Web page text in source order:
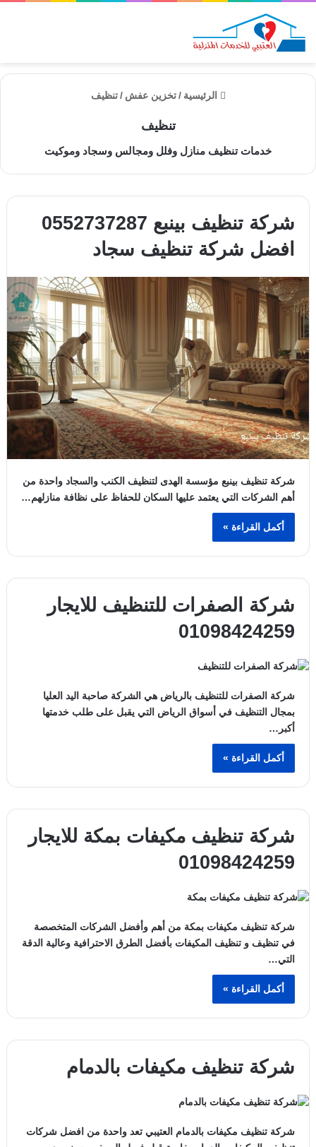
الرئيسية / تخزين عفش / تنظيف
تنظيف
خدمات تنظيف منازل وفلل ومجالس وسجاد وموكيت
شركة تنظيف بينبع 0552737287
افضل شركة تنظيف سجاد
شركة تنظيف بينبع مؤسسة الهدى لتنظيف الكنب والسجاد واحدة من
أهم الشركات التي يعتمد عليها السكان للحفاظ على نظافة منازلهم…
أكمل القراءة »
شركة الصفرات للتنظيف للايجار
01098424259
شركة الصفرات للتنظيف بالرياض هي الشركة صاحبة اليد العليا
بمجال التنظيف في أسواق الرياض التي يقبل على طلب خدمتها
أكبر…
أكمل القراءة »
شركة تنظيف مكيفات بمكة للايجار
01098424259
شركة تنظيف مكيفات بمكة من أهم وأفضل الشركات المتخصصة
في تنظيف و تنظيف المكيفات بأفضل الطرق الاحترافية وعالية الدقة
التي…
أكمل القراءة »
شركة تنظيف مكيفات بالدمام
شركة تنظيف مكيفات بالدمام العتيبي تعد واحدة من افضل شركات